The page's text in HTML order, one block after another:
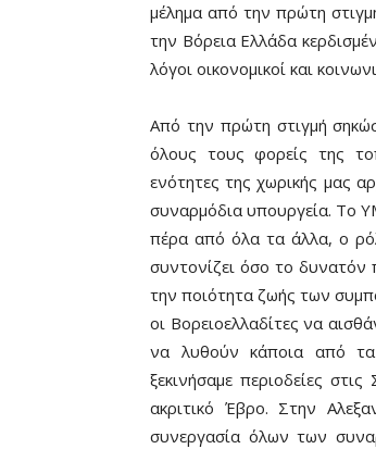
μέλημα από την πρώτη
την Βόρεια Ελλάδα
λόγοι οικονομικοί και
Από την πρώτη στιγμή
όλους τους φορείς της
ενότητες της χωρικής μας
συναρμόδια υπουργεία. Το
πέρα από όλα τα άλλα, ο
συντονίζει όσο το δυνατόν
την ποιότητα ζωής των
οι Βορειοελλαδίτες να
να λυθούν κάποια από τα
ξεκινήσαμε περιοδείες
ακριτικό Έβρο. Στην
συνεργασία όλων των